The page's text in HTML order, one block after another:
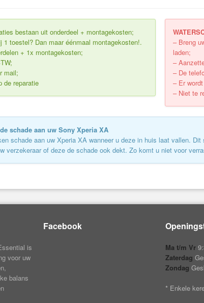
bestaan uit onderdeel + montagekosten;
1 toestel? Dan maar éénmaal montagekosten!.
+ 1x montagekosten;
mail;
de reparatie
– Breng
laden;
–
– De
– Er
– Niet te
schade aan uw Sony Xperia XA
schade aan uw Xperia XA wanneer u deze in huis laat vallen.
verzekeraar of deze de schade ook dekt. Zo komt u niet voor
Facebook
Ma t/m Vr
Zaterdag
Zondag
* Enkele